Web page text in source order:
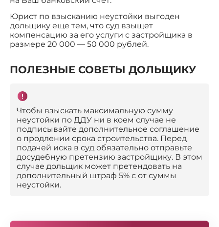
Юрист по взысканию неустойки выгоден
дольщику еще тем, что суд взыщет
компенсацию за его услуги с застройщика в
размере 20 000 — 50 000 рублей.
ПОЛЕЗНЫЕ СОВЕТЫ ДОЛЬЩИКУ
Чтобы взыскать максимальную сумму
неустойки по ДДУ ни в коем случае не
подписывайте дополнительное соглашение
о продлении срока строительства. Перед
подачей иска в суд обязательно отправьте
досудебную претензию застройщику. В этом
случае дольщик может претендовать на
дополнительный штраф 5% с от суммы
неустойки.